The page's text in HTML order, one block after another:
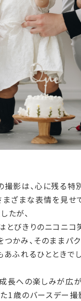
影は、心に残る特
ざまな表情を見せ
たが、
びきりのニコニコ
かみ、そのままパク
ふれるひとときでし
長への楽しみが広が
1歳のバースデー撮